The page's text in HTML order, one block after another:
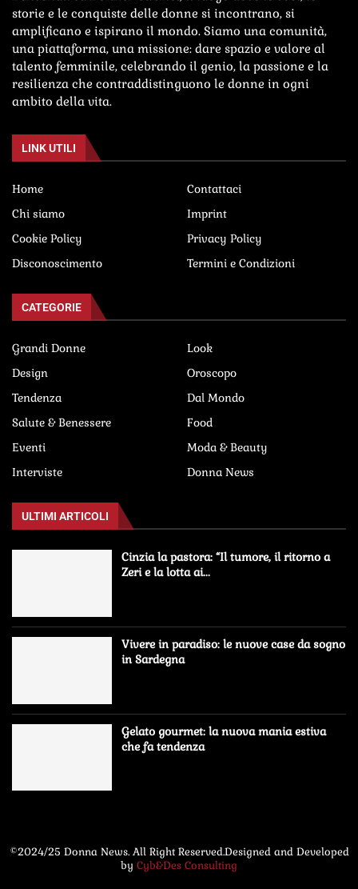
storie e le conquiste delle donne si incontrano, si
amplificano e ispirano il mondo. Siamo una comunità,
una piattaforma, una missione: dare spazio e valore al
talento femminile, celebrando il genio, la passione e la
resilienza che contraddistinguono le donne in ogni
ambito della vita.
LINK UTILI
Home
Contattaci
Chi siamo
Imprint
Cookie Policy
Privacy Policy
Disconoscimento
Termini e Condizioni
CATEGORIE
Grandi Donne
Look
Design
Oroscopo
Tendenza
Dal Mondo
Salute & Benessere
Food
Eventi
Moda & Beauty
Interviste
Donna News
ULTIMI ARTICOLI
Cinzia la pastora: “Il tumore, il ritorno a
Zeri e la lotta ai...
Vivere in paradiso: le nuove case da sogno
in Sardegna
Gelato gourmet: la nuova mania estiva
che fa tendenza
©2024/25 Donna News. All Right Reserved.Designed and Developed
by Cyb&Des Consulting